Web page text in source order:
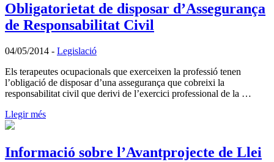
Obligatorietat de disposar d’Assegurança
de Responsabilitat Civil
04/05/2014 - Legislació
Els terapeutes ocupacionals que exerceixen la professió tenen
l’obligació de disposar d’una assegurança que cobreixi la
responsabilitat civil que derivi de l’exercici professional de la …
Llegir més
Informació sobre l’Avantprojecte de Llei